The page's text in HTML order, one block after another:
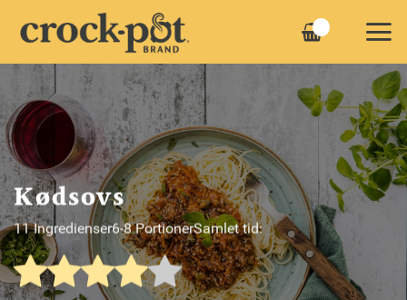
Kødsovs
11 Ingredienser6-8 PortionerSamlet tid: